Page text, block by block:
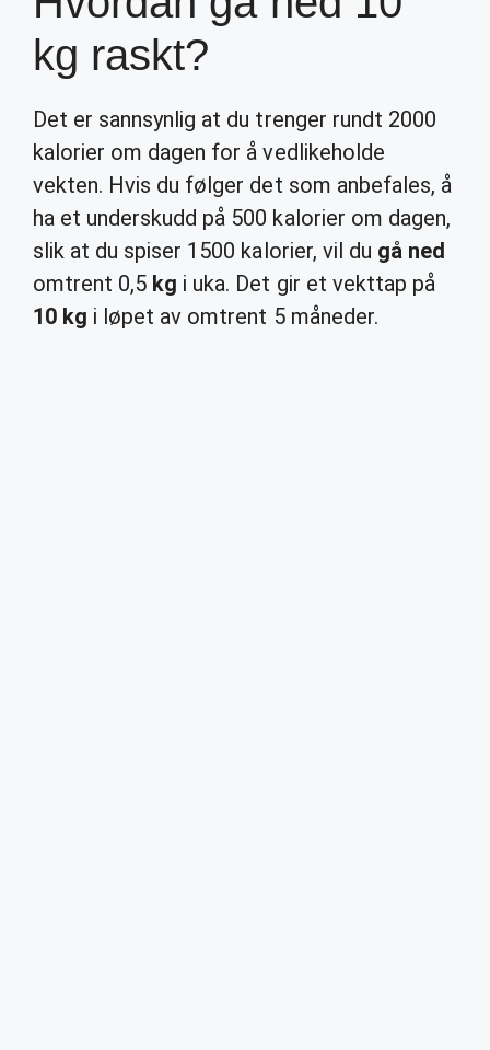
kg raskt?
Det er sannsynlig at du trenger rundt 2000
kalorier om dagen for å vedlikeholde
vekten. Hvis du følger det som anbefales, å
ha et underskudd på 500 kalorier om dagen,
slik at du spiser 1500 kalorier, vil du gå ned
omtrent 0,5 kg i uka. Det gir et vekttap på
10 kg i løpet av omtrent 5 måneder.